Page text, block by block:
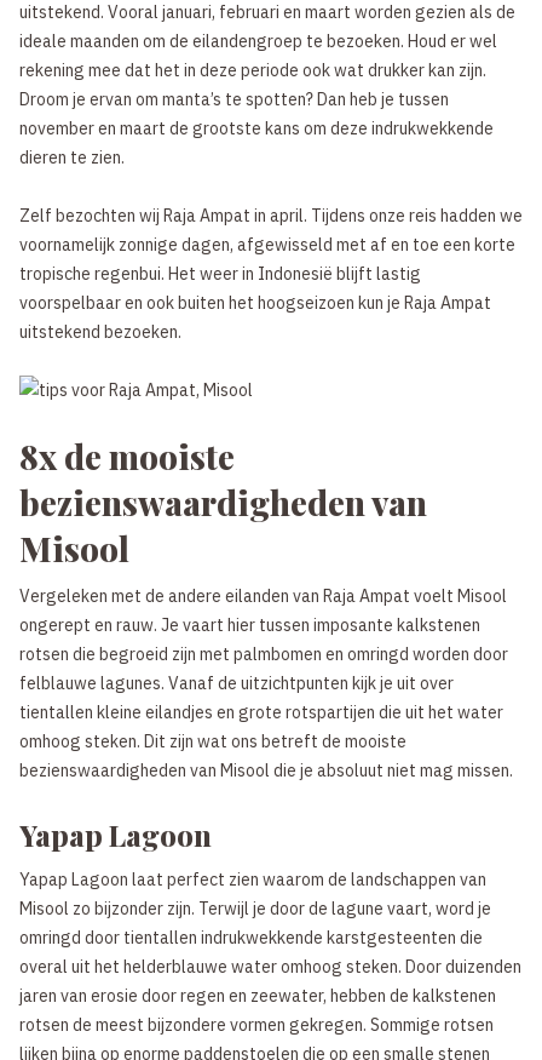
uitstekend. Vooral januari, februari en maart worden gezien als de
ideale maanden om de eilandengroep te bezoeken. Houd er wel
rekening mee dat het in deze periode ook wat drukker kan zijn.
Droom je ervan om manta’s te spotten? Dan heb je tussen
november en maart de grootste kans om deze indrukwekkende
dieren te zien.
Zelf bezochten wij Raja Ampat in april. Tijdens onze reis hadden we
voornamelijk zonnige dagen, afgewisseld met af en toe een korte
tropische regenbui. Het weer in Indonesië blijft lastig
voorspelbaar en ook buiten het hoogseizoen kun je Raja Ampat
uitstekend bezoeken.
8x de mooiste
bezienswaardigheden van
Misool
Vergeleken met de andere eilanden van Raja Ampat voelt Misool
ongerept en rauw. Je vaart hier tussen imposante kalkstenen
rotsen die begroeid zijn met palmbomen en omringd worden door
felblauwe lagunes. Vanaf de uitzichtpunten kijk je uit over
tientallen kleine eilandjes en grote rotspartijen die uit het water
omhoog steken. Dit zijn wat ons betreft de mooiste
bezienswaardigheden van Misool die je absoluut niet mag missen.
Yapap Lagoon
Yapap Lagoon laat perfect zien waarom de landschappen van
Misool zo bijzonder zijn. Terwijl je door de lagune vaart, word je
omringd door tientallen indrukwekkende karstgesteenten die
overal uit het helderblauwe water omhoog steken. Door duizenden
jaren van erosie door regen en zeewater, hebben de kalkstenen
rotsen de meest bijzondere vormen gekregen. Sommige rotsen
lijken bijna op enorme paddenstoelen die op een smalle stenen